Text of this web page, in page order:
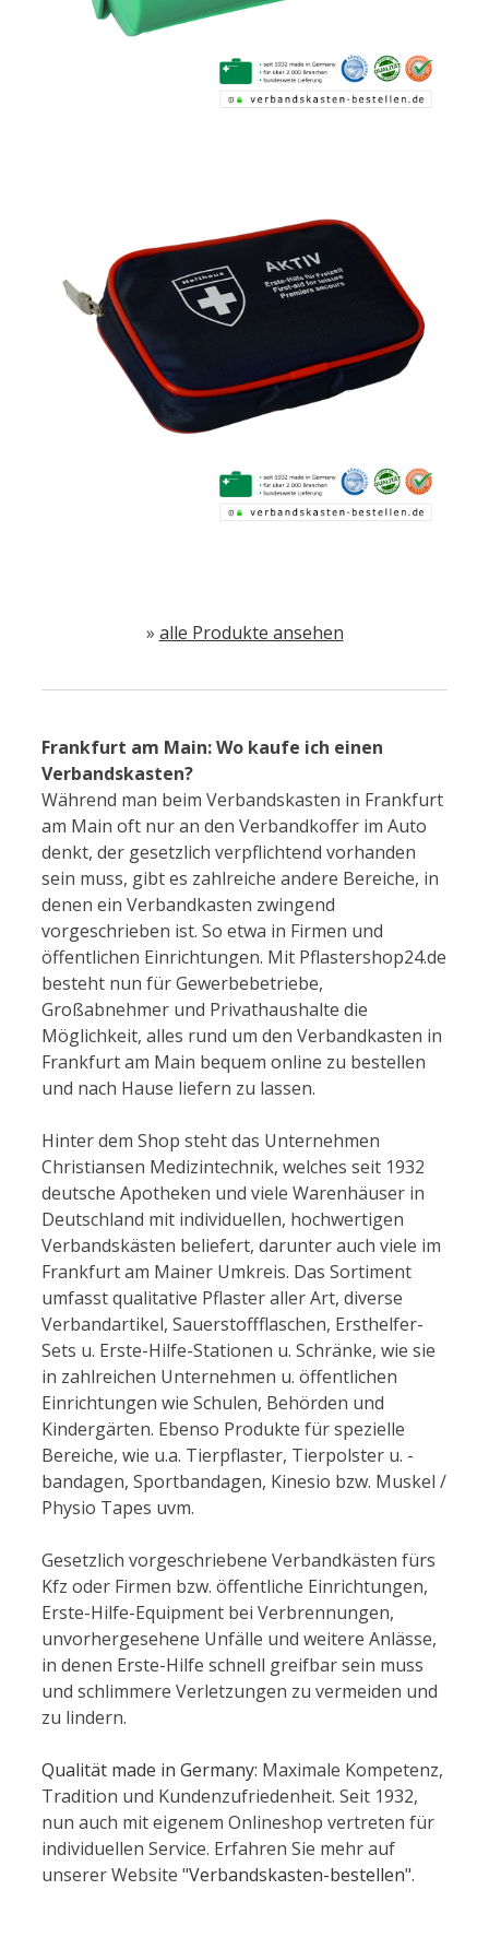
» alle Produkte ansehen
Frankfurt am Main: Wo kaufe ich einen
Verbandskasten?
Während man beim Verbandskasten in Frankfurt
am Main oft nur an den Verbandkoffer im Auto
denkt, der gesetzlich verpflichtend vorhanden
sein muss, gibt es zahlreiche andere Bereiche, in
denen ein Verbandkasten zwingend
vorgeschrieben ist. So etwa in Firmen und
öffentlichen Einrichtungen. Mit Pflastershop24.de
besteht nun für Gewerbebetriebe,
Großabnehmer und Privathaushalte die
Möglichkeit, alles rund um den Verbandkasten in
Frankfurt am Main bequem online zu bestellen
und nach Hause liefern zu lassen.
Hinter dem Shop steht das Unternehmen
Christiansen Medizintechnik, welches seit 1932
deutsche Apotheken und viele Warenhäuser in
Deutschland mit individuellen, hochwertigen
Verbandskästen beliefert, darunter auch viele im
Frankfurt am Mainer Umkreis. Das Sortiment
umfasst qualitative Pflaster aller Art, diverse
Verbandartikel, Sauerstoffflaschen, Ersthelfer-
Sets u. Erste-Hilfe-Stationen u. Schränke, wie sie
in zahlreichen Unternehmen u. öffentlichen
Einrichtungen wie Schulen, Behörden und
Kindergärten. Ebenso Produkte für spezielle
Bereiche, wie u.a. Tierpflaster, Tierpolster u. -
bandagen, Sportbandagen, Kinesio bzw. Muskel /
Physio Tapes uvm.
Gesetzlich vorgeschriebene Verbandkästen fürs
Kfz oder Firmen bzw. öffentliche Einrichtungen,
Erste-Hilfe-Equipment bei Verbrennungen,
unvorhergesehene Unfälle und weitere Anlässe,
in denen Erste-Hilfe schnell greifbar sein muss
und schlimmere Verletzungen zu vermeiden und
zu lindern.
Qualität made in Germany: Maximale Kompetenz,
Tradition und Kundenzufriedenheit. Seit 1932,
nun auch mit eigenem Onlineshop vertreten für
individuellen Service. Erfahren Sie mehr auf
unserer Website "Verbandskasten-bestellen".